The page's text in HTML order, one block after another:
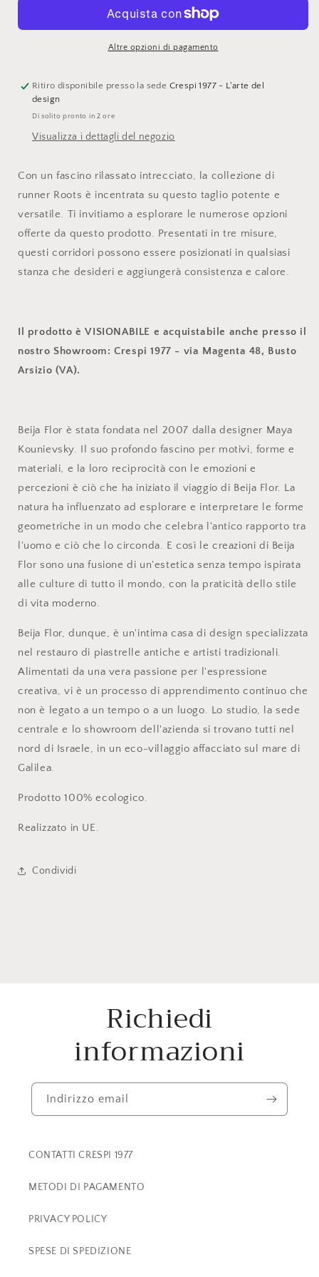
Native
Flatwoven
Native
NTV2,
Altre opzioni di pagamento
Ritiro disponibile presso la sede Crespi 1977 - L'arte del
design
Di solito pronto in 2 ore
Visualizza i dettagli del negozio
Con un fascino rilassato intrecciato, la collezione di
runner Roots è incentrata su questo taglio potente e
versatile. Ti invitiamo a esplorare le numerose opzioni
offerte da questo prodotto. Presentati in tre misure,
questi corridori possono essere posizionati in qualsiasi
stanza che desideri e aggiungerà consistenza e calore.
Il prodotto è VISIONABILE e acquistabile anche presso il
nostro Showroom: Crespi 1977 - via Magenta 48, Busto
Arsizio (VA).
Beija Flor è stata fondata nel 2007 dalla designer Maya
Kounievsky. Il suo profondo fascino per motivi, forme e
materiali, e la loro reciprocità con le emozioni e
percezioni è ciò che ha iniziato il viaggio di Beija Flor. La
natura ha influenzato ad esplorare e interpretare le forme
geometriche in un modo che celebra l'antico rapporto tra
l'uomo e ciò che lo circonda. E così le creazioni di Beija
Flor sono una fusione di un'estetica senza tempo ispirata
alle culture di tutto il mondo, con la praticità dello stile
di vita moderno.
Beija Flor, dunque, è un'intima casa di design specializzata
nel restauro di piastrelle antiche e artisti tradizionali.
Alimentati da una vera passione per l'espressione
creativa, vi è un processo di apprendimento continuo che
non è legato a un tempo o a un luogo. Lo studio, la sede
centrale e lo showroom dell'azienda si trovano tutti nel
nord di Israele, in un eco-villaggio affacciato sul mare di
Galilea.
Prodotto 100% ecologico.
Realizzato in UE.
Condividi
Richiedi
informazioni
Indirizzo email
CONTATTI CRESPI 1977
METODI DI PAGAMENTO
PRIVACY POLICY
SPESE DI SPEDIZIONE